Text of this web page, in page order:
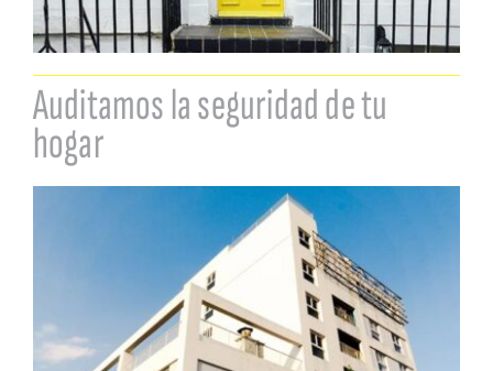
Auditamos la seguridad de tu
hogar